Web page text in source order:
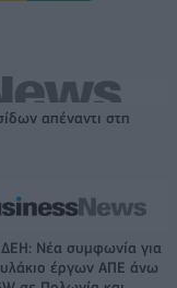
απέναντι στη
Νέα συμφωνία για
έργων ΑΠΕ άνω